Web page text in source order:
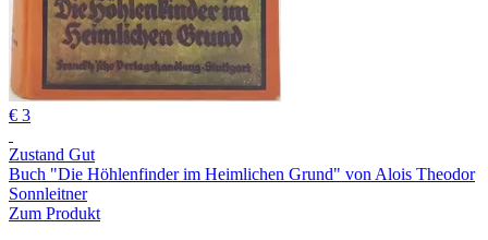
€ 3
Zustand Gut
Buch "Die Höhlenfinder im Heimlichen Grund" von Alois Theodor
Sonnleitner
Zum Produkt